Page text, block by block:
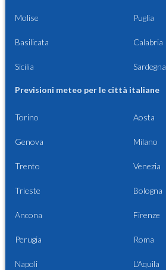
Molise Puglia
Basilicata Calabria
Sicilia Sardegna
Previsioni meteo per le città italiane
Torino Aosta
Genova Milano
Trento Venezia
Trieste Bologna
Ancona Firenze
Perugia Roma
Napoli L'Aquila